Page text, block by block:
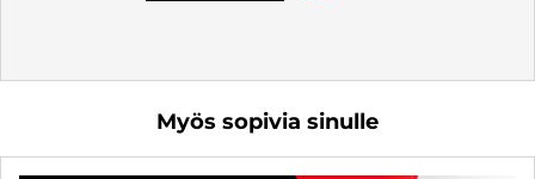
Myös sopivia sinulle